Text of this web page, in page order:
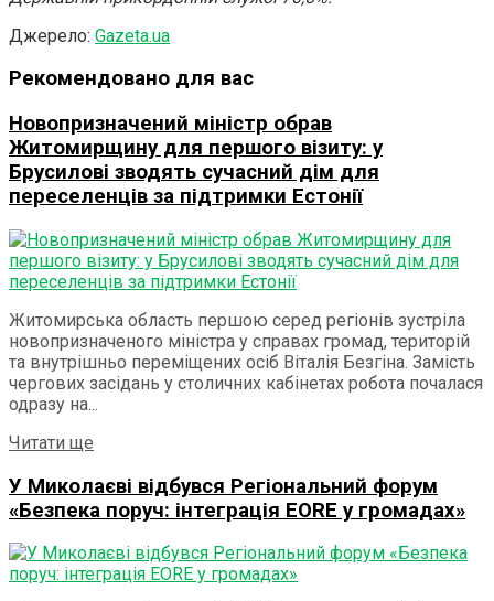
Джерело: Gazeta.ua
Рекомендовано для вас
Новопризначений міністр обрав
Житомирщину для першого візиту: у
Брусилові зводять сучасний дім для
переселенців за підтримки Естонії
Житомирська область першою серед регіонів зустріла
новопризначеного міністра у справах громад, територій
та внутрішньо переміщених осіб Віталія Безгіна. Замість
чергових засідань у столичних кабінетах робота почалася
одразу на...
Читати ще
У Миколаєві відбувся Регіональний форум
«Безпека поруч: інтеграція EORE у громадах»